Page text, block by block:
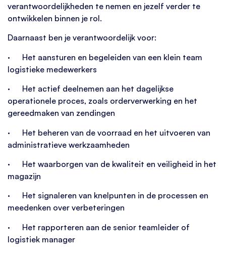
verantwoordelijkheden te nemen en jezelf verder te
ontwikkelen binnen je rol.
Daarnaast ben je verantwoordelijk voor:
· Het aansturen en begeleiden van een klein team
logistieke medewerkers
· Het actief deelnemen aan het dagelijkse
operationele proces, zoals orderverwerking en het
gereedmaken van zendingen
· Het beheren van de voorraad en het uitvoeren van
administratieve werkzaamheden
· Het waarborgen van de kwaliteit en veiligheid in het
magazijn
· Het signaleren van knelpunten in de processen en
meedenken over verbeteringen
· Het rapporteren aan de senior teamleider of
logistiek manager